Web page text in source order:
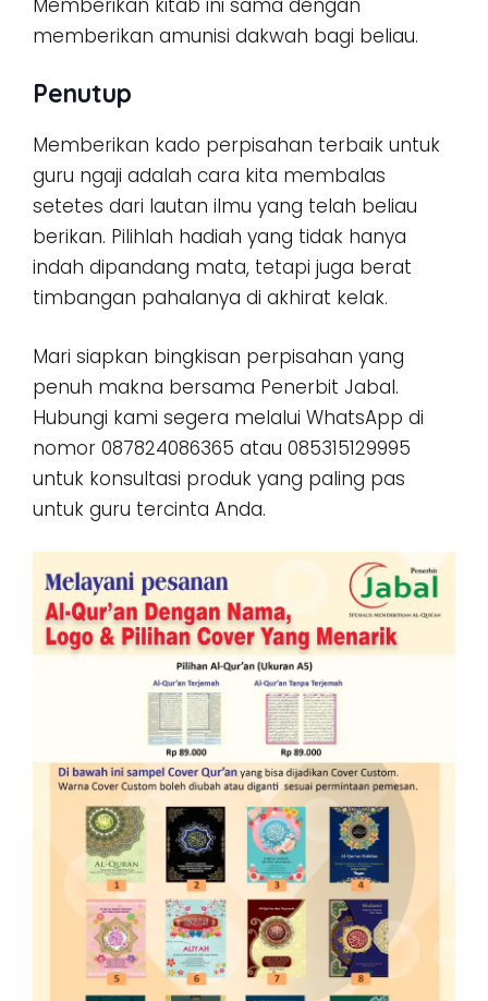
memberikan amunisi dakwah bagi beliau.
Penutup
Memberikan kado perpisahan terbaik untuk
guru ngaji adalah cara kita membalas
setetes dari lautan ilmu yang telah beliau
berikan. Pilihlah hadiah yang tidak hanya
indah dipandang mata, tetapi juga berat
timbangan pahalanya di akhirat kelak.
Mari siapkan bingkisan perpisahan yang
penuh makna bersama Penerbit Jabal.
Hubungi kami segera melalui WhatsApp di
nomor 087824086365 atau 085315129995
untuk konsultasi produk yang paling pas
untuk guru tercinta Anda.